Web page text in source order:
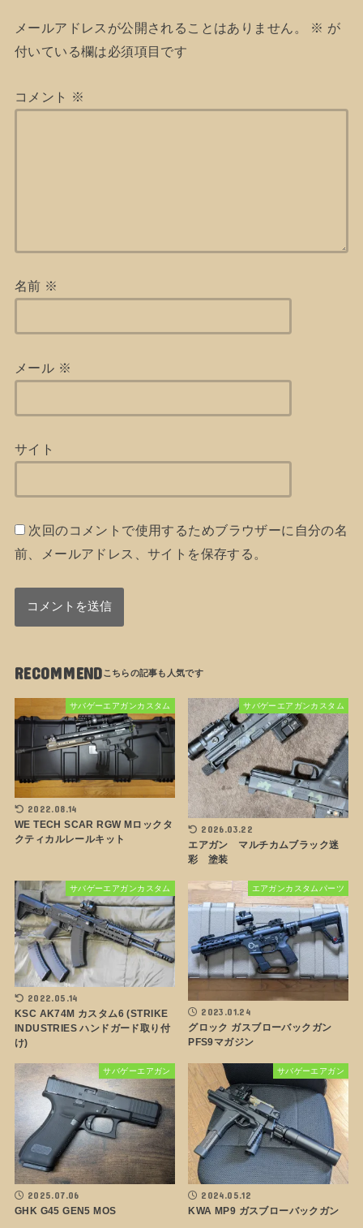
メールアドレスが公開されることはありません。 ※ が
付いている欄は必須項目です
コメント ※
名前 ※
メール ※
サイト
次回のコメントで使用するためブラウザーに自分の名
前、メールアドレス、サイトを保存する。
RECOMMEND
サバゲーエアガンカスタム
2022.08.14
WE TECH SCAR RGW Mロックタ
クティカルレールキット
サバゲーエアガンカスタム
2026.03.22
エアガン マルチカムブラック迷
彩 塗装
サバゲーエアガンカスタム
2022.05.14
KSC AK74M カスタム6 (STRIKE
INDUSTRIES ハンドガード取り付
け)
エアガンカスタムパーツ
2023.01.24
グロック ガスブローバックガン
PFS9マガジン
サバゲーエアガン
2025.07.06
GHK G45 GEN5 MOS
サバゲーエアガン
2024.05.12
KWA MP9 ガスブローバックガン